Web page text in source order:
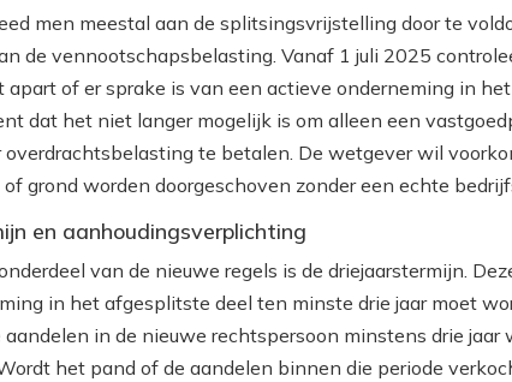
men meestal aan de splitsingsvrijstelling door te
de vennootschapsbelasting. Vanaf 1 juli 2025
apart of er sprake is van een actieve onderneming in
dat het niet langer mogelijk is om alleen een
overdrachtsbelasting te betalen. De wetgever wil
grond worden doorgeschoven zonder een echte
en aanhoudingsverplichting
van de nieuwe regels is de driejaarstermijn.
in het afgesplitste deel ten minste drie jaar moet
aandelen in de nieuwe rechtspersoon minstens drie jaar
het pand of de aandelen binnen die periode